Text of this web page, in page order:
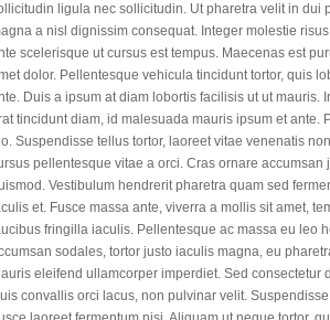
ligula nec sollicitudin. Ut pharetra velit in dui
a nisl dignissim consequat. Integer molestie
scelerisque ut cursus est tempus. Maecenas est
dolor. Pellentesque vehicula tincidunt tortor, quis
Duis a ipsum at diam lobortis facilisis ut ut
tincidunt diam, id malesuada mauris ipsum et
Suspendisse tellus tortor, laoreet vitae venenatis
pellentesque vitae a orci. Cras ornare
Vestibulum hendrerit pharetra quam sed
et. Fusce massa ante, viverra a mollis sit amet,
fringilla iaculis. Pellentesque ac massa eu leo
sodales, tortor justo iaculis magna, eu
eleifend ullamcorper imperdiet. Sed
convallis orci lacus, non pulvinar velit.